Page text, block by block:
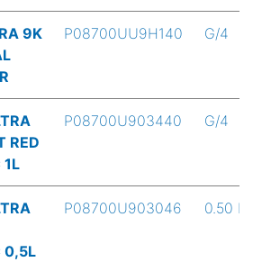
9K
P08700UU9H140 G/4
RED
1L
P08700U903440 G/4
0,5L
P08700U903046 0.50 L